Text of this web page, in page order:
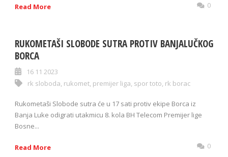
Read More 0
RUKOMETAŠI SLOBODE SUTRA PROTIV BANJALUČKOG
BORCA
16 11 2023
rk sloboda, rukomet, premijer liga, spor toto, rk borac
Rukometaši Slobode sutra će u 17 sati protiv ekipe Borca iz
Banja Luke odigrati utakmicu 8. kola BH Telecom Premijer lige
Bosne...
Read More 0